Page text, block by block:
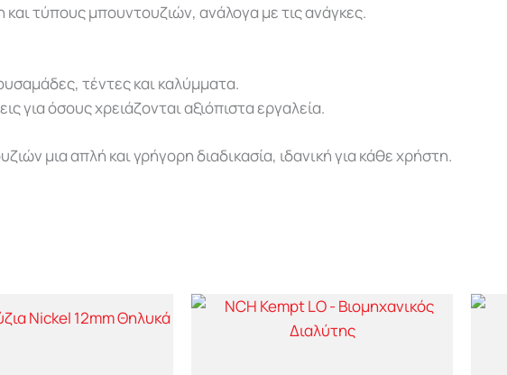
και τύπους μπουντουζιών, ανάλογα με τις ανάγκες.
τέντες και καλύμματα.
για όσους χρειάζονται αξιόπιστα εργαλεία.
μια απλή και γρήγορη διαδικασία, ιδανική για κάθε χρήστη.